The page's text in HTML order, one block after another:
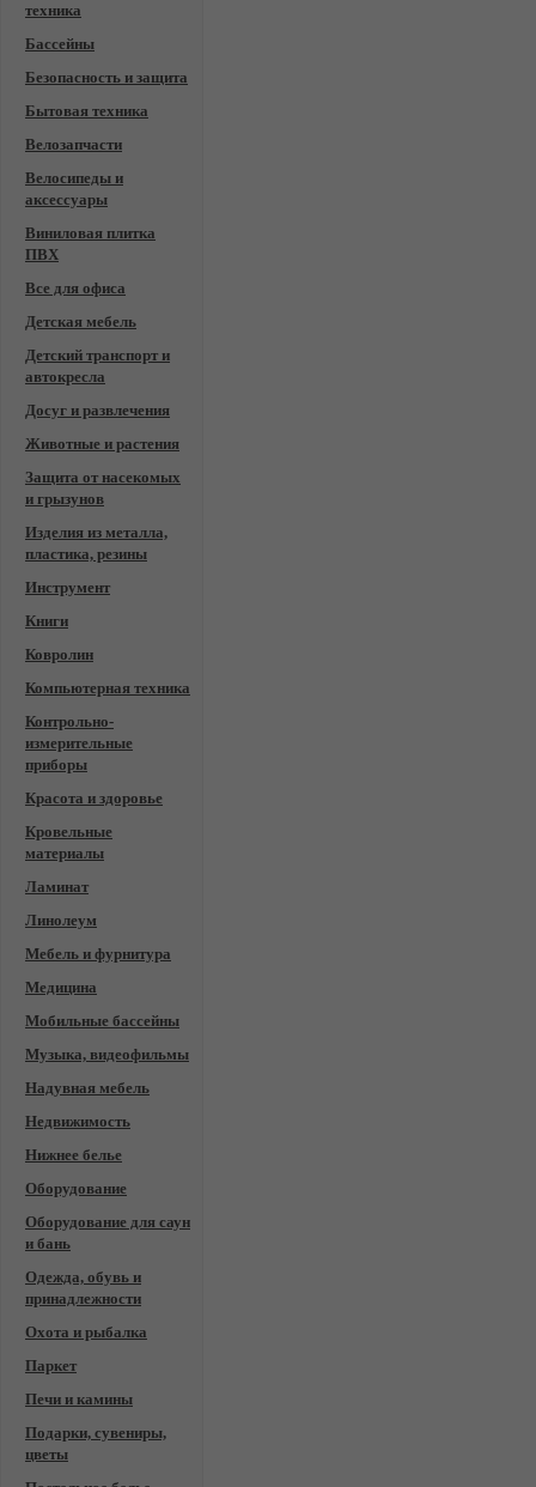
техника
Бассейны
Безопасность и защита
Бытовая техника
Велозапчасти
Велосипеды и
аксессуары
Виниловая плитка
ПВХ
Все для офиса
Детская мебель
Детский транспорт и
автокресла
Досуг и развлечения
Животные и растения
Защита от насекомых
и грызунов
Изделия из металла,
пластика, резины
Инструмент
Книги
Ковролин
Компьютерная техника
Контрольно-
измерительные
приборы
Красота и здоровье
Кровельные
материалы
Ламинат
Линолеум
Мебель и фурнитура
Медицина
Мобильные бассейны
Музыка, видеофильмы
Надувная мебель
Недвижимость
Нижнее белье
Оборудование
Оборудование для саун
и бань
Одежда, обувь и
принадлежности
Охота и рыбалка
Паркет
Печи и камины
Подарки, сувениры,
цветы